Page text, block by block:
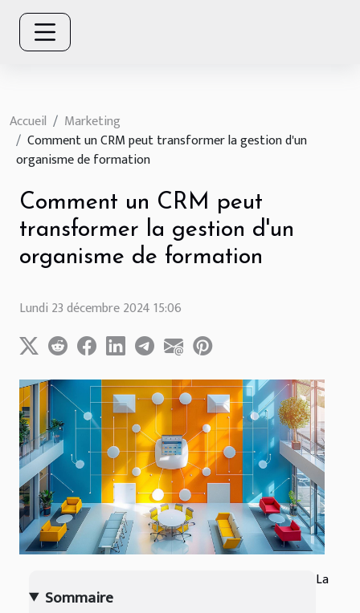
Accueil
Marketing
Comment un CRM peut transformer la gestion d'un
organisme de formation
Comment un CRM peut
transformer la gestion d'un
organisme de formation
Lundi 23 décembre 2024 15:06
Sommaire
La